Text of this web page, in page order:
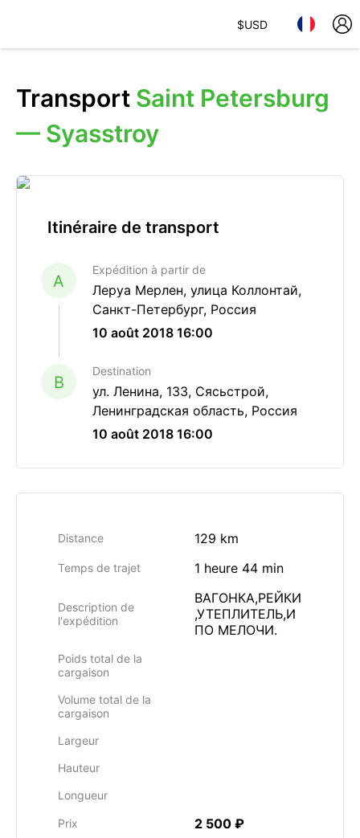
$USD
Transport Saint Petersburg
— Syasstroy
Itinéraire de transport
A
Expédition à partir de
Леруа Мерлен, улица Коллонтай,
Санкт-Петербург, Россия
10 août 2018 16:00
B
Destination
ул. Ленина, 133, Сясьстрой,
Ленинградская область, Россия
10 août 2018 16:00
Distance 129 km
Temps de trajet 1 heure 44 min
Description de
l'expédition
ВАГОНКА,РЕЙКИ
,УТЕПЛИТЕЛЬ,И
ПО МЕЛОЧИ.
Poids total de la
cargaison
Volume total de la
cargaison
Largeur
Hauteur
Longueur
Prix 2 500 ₽